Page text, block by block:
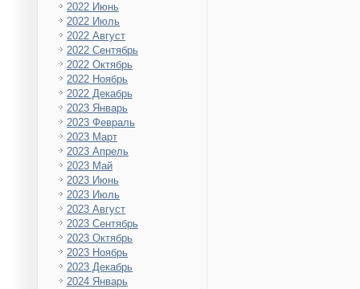
2022 Июнь
2022 Июль
2022 Август
2022 Сентябрь
2022 Октябрь
2022 Ноябрь
2022 Декабрь
2023 Январь
2023 Февраль
2023 Март
2023 Апрель
2023 Май
2023 Июнь
2023 Июль
2023 Август
2023 Сентябрь
2023 Октябрь
2023 Ноябрь
2023 Декабрь
2024 Январь